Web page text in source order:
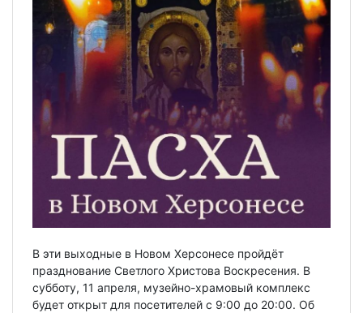
В эти выходные в Новом Херсонесе пройдёт
празднование Светлого Христова Воскресения. В
субботу, 11 апреля, музейно-храмовый комплекс
будет открыт для посетителей с 9:00 до 20:00. Об